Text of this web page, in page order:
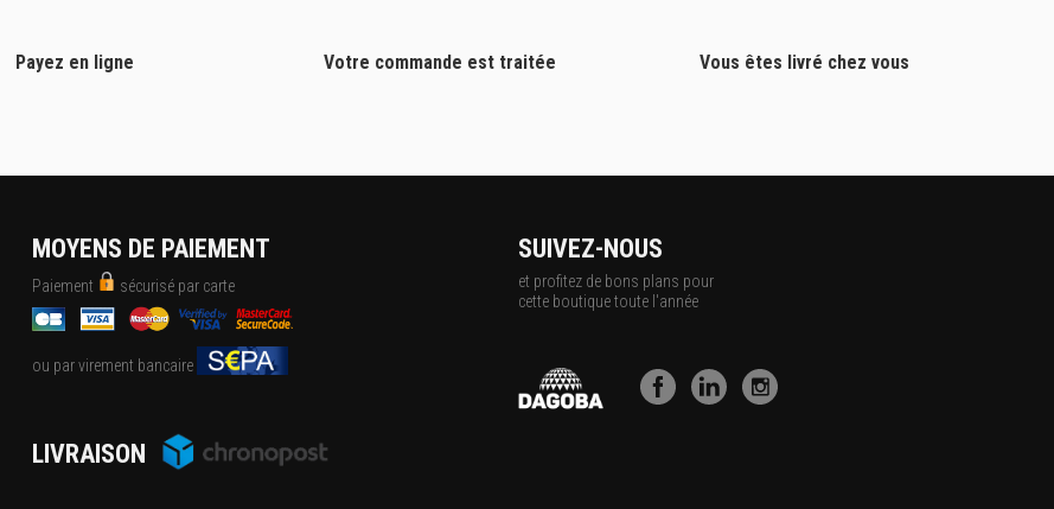
Payez en ligne Votre commande est traitée Vous êtes livré chez vous
MOYENS DE PAIEMENT
Paiement sécurisé par carte
ou par virement bancaire
LIVRAISON
SUIVEZ-NOUS
et profitez de bons plans pour
cette boutique toute l'année